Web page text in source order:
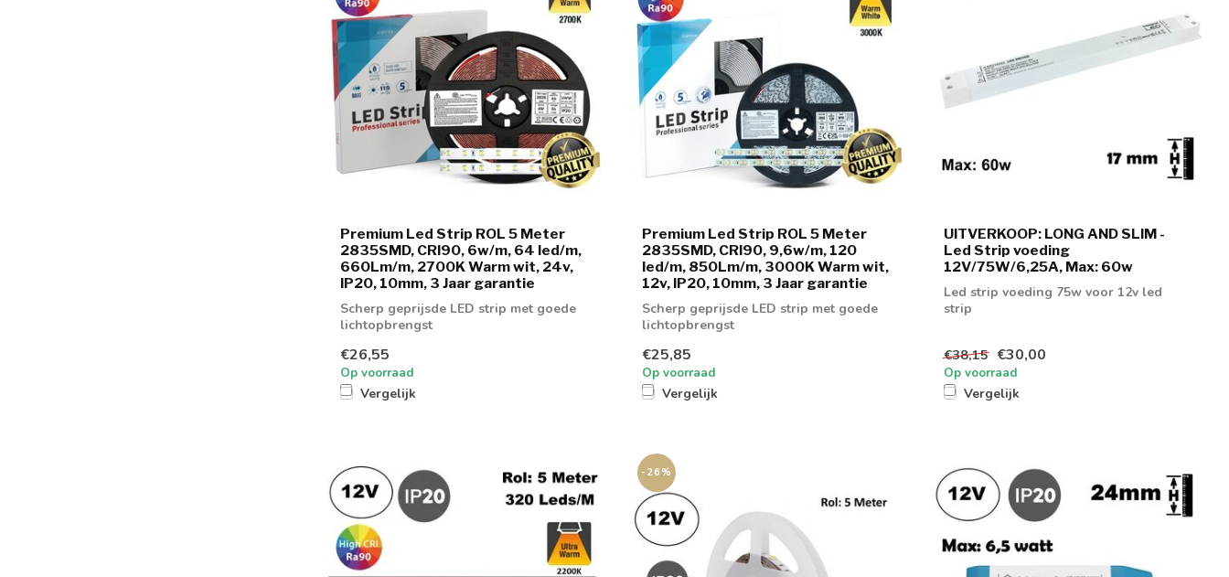
Premium Led Strip ROL 5 Meter
2835SMD, CRI90, 6w/m, 64 led/m,
660Lm/m, 2700K Warm wit, 24v,
IP20, 10mm, 3 Jaar garantie
Scherp geprijsde LED strip met goede
lichtopbrengst
€26,55
Op voorraad
Vergelijk
Premium Led Strip ROL 5 Meter
2835SMD, CRI90, 9,6w/m, 120
led/m, 850Lm/m, 3000K Warm wit,
12v, IP20, 10mm, 3 Jaar garantie
Scherp geprijsde LED strip met goede
lichtopbrengst
€25,85
Op voorraad
Vergelijk
UITVERKOOP: LONG AND SLIM -
Led Strip voeding
12V/75W/6,25A, Max: 60w
Led strip voeding 75w voor 12v led
strip
€38,15 €30,00
Op voorraad
Vergelijk
-26%